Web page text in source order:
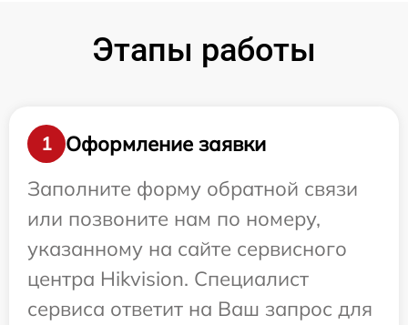
Этапы работы
1
Оформление заявки
Заполните форму обратной связи
или позвоните нам по номеру,
указанному на сайте сервисного
центра Hikvision. Специалист
сервиса ответит на Ваш запрос для